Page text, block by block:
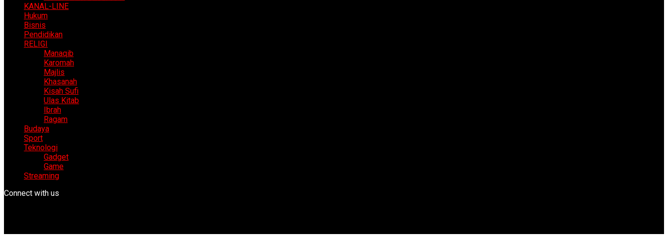
KANAL-LINE
Hukum
Bisnis
Pendidikan
RELIGI
Manaqib
Karomah
Majlis
Khasanah
Kisah Sufi
Ulas Kitab
Ibrah
Ragam
Budaya
Sport
Teknologi
Gadget
Game
Streaming
Connect with us